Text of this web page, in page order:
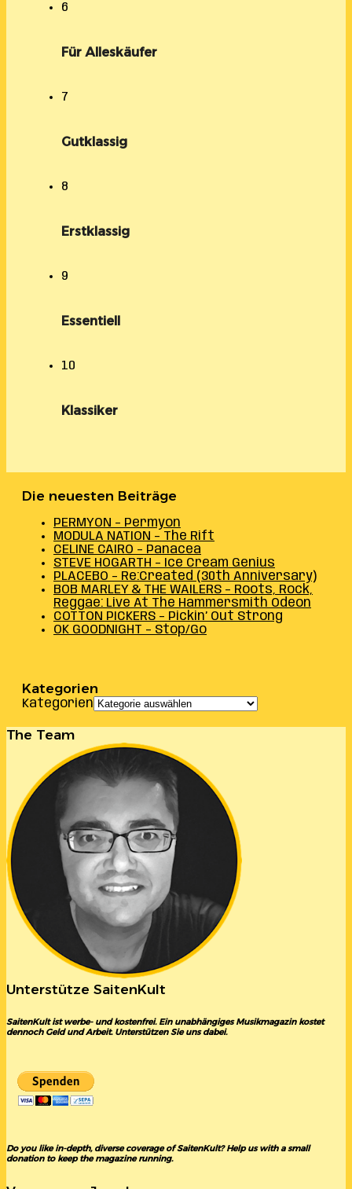
6
Für Alleskäufer
7
Gutklassig
8
Erstklassig
9
Essentiell
10
Klassiker
Die neuesten Beiträge
PERMYON – Permyon
MODULA NATION – The Rift
CELINE CAIRO – Panacea
STEVE HOGARTH – Ice Cream Genius
PLACEBO – Re:Created (30th Anniversary)
BOB MARLEY & THE WAILERS – Roots, Rock,
Reggae: Live At The Hammersmith Odeon
COTTON PICKERS – Pickin’ Out Strong
OK GOODNIGHT – Stop/Go
Kategorien
Kategorien
The Team
Unterstütze SaitenKult
SaitenKult ist werbe- und kostenfrei. Ein unabhängiges Musikmagazin kostet
dennoch Geld und Arbeit. Unterstützen Sie uns dabei.
Do you like in-depth, diverse coverage of SaitenKult? Help us with a small
donation to keep the magazine running.